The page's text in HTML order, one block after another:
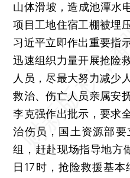
山体滑坡，造成池潭水
项目工地住宿工棚被埋
习近平立即作出重要指
迅速组织力量开展抢险
人员，尽最大努力减少
救治、伤亡人员亲属安
李克强作出批示，要求
治伤员，国土资源部
组，赶赴现场指导地方
日17时，抢险救援基